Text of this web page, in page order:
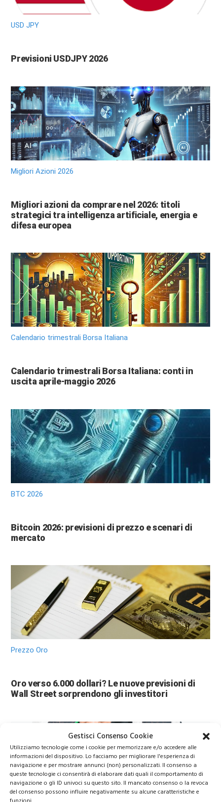
Gestisci Consenso Cookie
Utilizziamo tecnologie come i cookie per memorizzare e/o accedere alle
informazioni del dispositivo. Lo facciamo per migliorare l'esperienza di
navigazione e per mostrare annunci (non) personalizzati. Il consenso a
queste tecnologie ci consentirà di elaborare dati quali il comportamento di
navigazione o gli ID univoci su questo sito. Il mancato consenso o la revoca
del consenso possono influire negativamente su alcune caratteristiche e
USD JPY
Previsioni USDJPY 2026
Migliori Azioni 2026
Migliori azioni da comprare nel 2026: titoli
strategici tra intelligenza artificiale, energia e
difesa europea
Calendario trimestrali Borsa Italiana
Calendario trimestrali Borsa Italiana: conti in
uscita aprile-maggio 2026
BTC 2026
Bitcoin 2026: previsioni di prezzo e scenari di
mercato
Prezzo Oro
Oro verso 6.000 dollari? Le nuove previsioni di
Wall Street sorprendono gli investitori